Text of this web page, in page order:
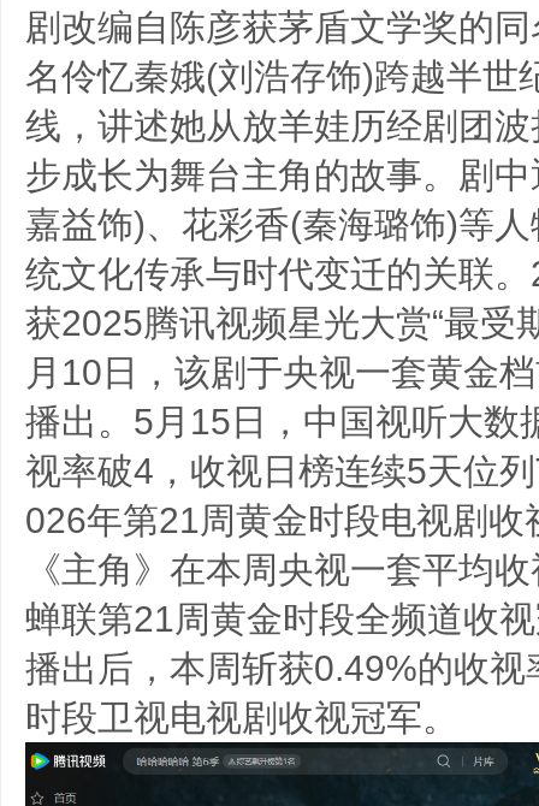
剧改编自陈彦获茅盾文学奖的
名伶忆秦娥(刘浩存饰)跨越半世
线，讲述她从放羊娃历经剧团
步成长为舞台主角的故事。剧
嘉益饰)、花彩香(秦海璐饰)等
统文化传承与时代变迁的关联
获2025腾讯视频星光大赏“最受
月10日，该剧于央视一套黄金
播出。5月15日，中国视听大数
视率破4，收视日榜连续5天位
026年第21周黄金时段电视剧收
《主角》在本周央视一套平均
蝉联第21周黄金时段全频道收
播出后，本周斩获0.49%的收
时段卫视电视剧收视冠军。